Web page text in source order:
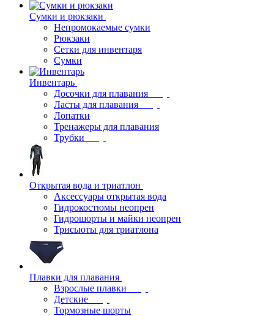
Сумки и рюкзаки
Непромокаемые сумки
Рюкзаки
Сетки для инвентаря
Сумки
Инвентарь
Досочки для плавания
Ласты для плавания
Лопатки
Тренажеры для плавания
Трубки
Открытая вода и триатлон
Аксессуары открытая вода
Гидрокостюмы неопрен
Гидрошорты и майки неопрен
Трисьюты для триатлона
Плавки для плавания
Взрослые плавки
Детские
Тормозные шорты